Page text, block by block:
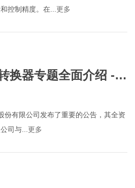
控制精度。在... 更多
换器专题全面介绍 -
份有限公司发布了重要的公告，其全资
司与... 更多